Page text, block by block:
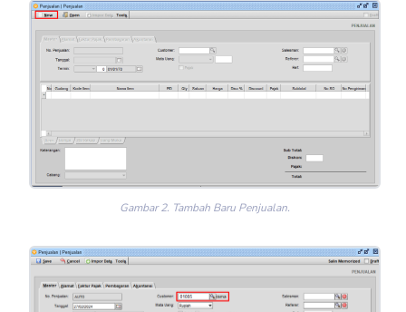
Gambar 2. Tambah Baru Penjualan.